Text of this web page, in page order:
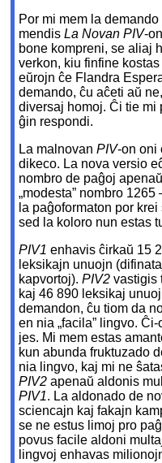
Por mi mem la
mendisLa Novan PIV-
bone kompreni, se aliaj
verkon, kiu finfine
eŭrojn ĉe Flandra
demando, ĉu aĉeti aŭ
diversaj homoj. Ĉi tie mi
ĝin respondi.
La malnovanPIV-on oni
dikeco. La nova versio
nombro de paĝoj
„modesta” nombro
la paĝoformaton por
sed la koloro nun estas
PIV1 enhavis ĉirkaŭ 15
leksikajn unuojn
kapvortoj).PIV2 vastigis
kaj 46 890 leksikaj
demandon, ĉu tiom da
en nia „facila” lingvo.
jes. Mi mem estas
kun abunda fruktuzado
nia lingvo, kaj mi ne
PIV2 apenaŭ aldonis
PIV1. La aldonado de
sciencajn kaj fakajn
se ne estus limoj pro
povus facile aldoni
lingvoj enhavas